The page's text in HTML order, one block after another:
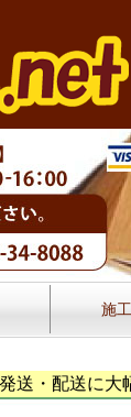
施
送・配送に大